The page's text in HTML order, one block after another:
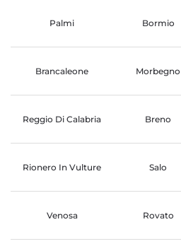
Palmi Bormio
Brancaleone Morbegno
Reggio Di Calabria Breno
Rionero In Vulture Salo
Venosa Rovato